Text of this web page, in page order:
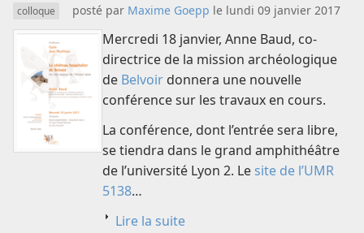
colloque posté par Maxime Goepp le lundi 09 janvier 2017
Mercredi 18 janvier, Anne Baud, co-
directrice de la mission archéologique
de Belvoir donnera une nouvelle
conférence sur les travaux en cours.
La conférence, dont l’entrée sera libre,
se tiendra dans le grand amphithéâtre
de l’université Lyon 2. Le site de l’UMR
5138…
Lire la suite